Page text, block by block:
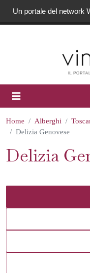
Un portale del network
Home Alberghi
Delizia Genovese
Delizia